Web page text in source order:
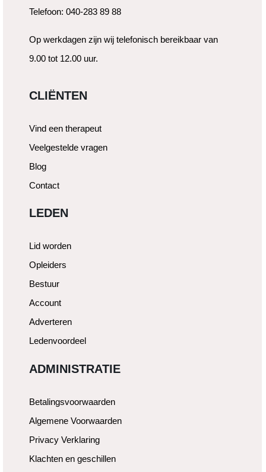
Telefoon: 040-283 89 88
Op werkdagen zijn wij telefonisch bereikbaar van
9.00 tot 12.00 uur.
CLIËNTEN
Vind een therapeut
Veelgestelde vragen
Blog
Contact
LEDEN
Lid worden
Opleiders
Bestuur
Account
Adverteren
Ledenvoordeel
ADMINISTRATIE
Betalingsvoorwaarden
Algemene Voorwaarden
Privacy Verklaring
Klachten en geschillen